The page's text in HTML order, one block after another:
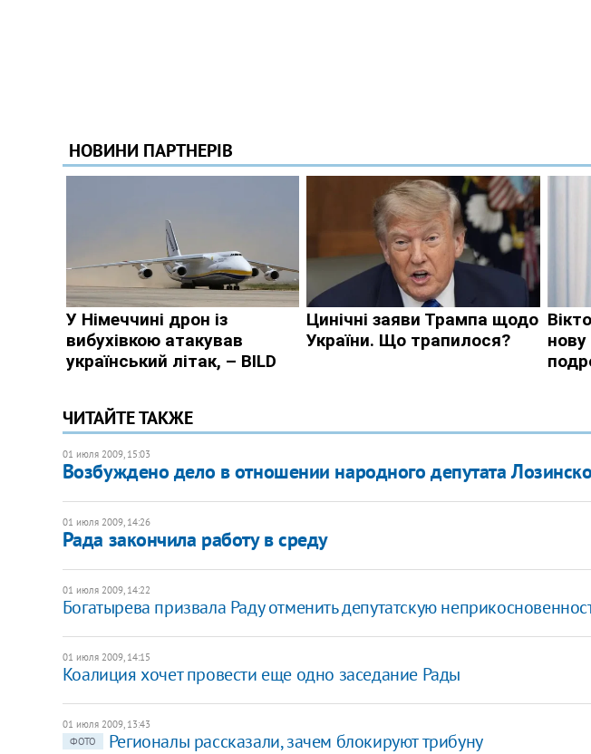
ЧИТАЙТЕ ТАКЖЕ
01 июля 2009, 15:03
Возбуждено дело в отношении народного депутата
01 июля 2009, 14:26
Рада закончила работу в среду
01 июля 2009, 14:22
Богатырева призвала Раду отменить депутатскую
01 июля 2009, 14:15
Коалиция хочет провести еще одно заседание Рады
01 июля 2009, 13:43
ФОТО
Регионалы рассказали, зачем блокируют трибуну